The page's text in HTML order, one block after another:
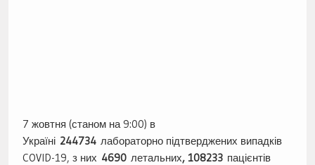
7 жовтня (станом на 9:00) в
Україні 244734лабораторно підтверджених випадків
COVID-19, з них 4690летальних, 108233пацієнтів